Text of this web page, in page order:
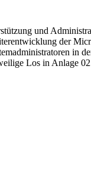
und
der
in
Los in Anlage